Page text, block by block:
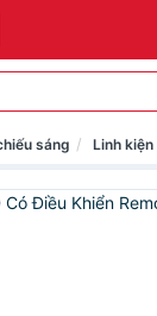
sáng Linh kiện